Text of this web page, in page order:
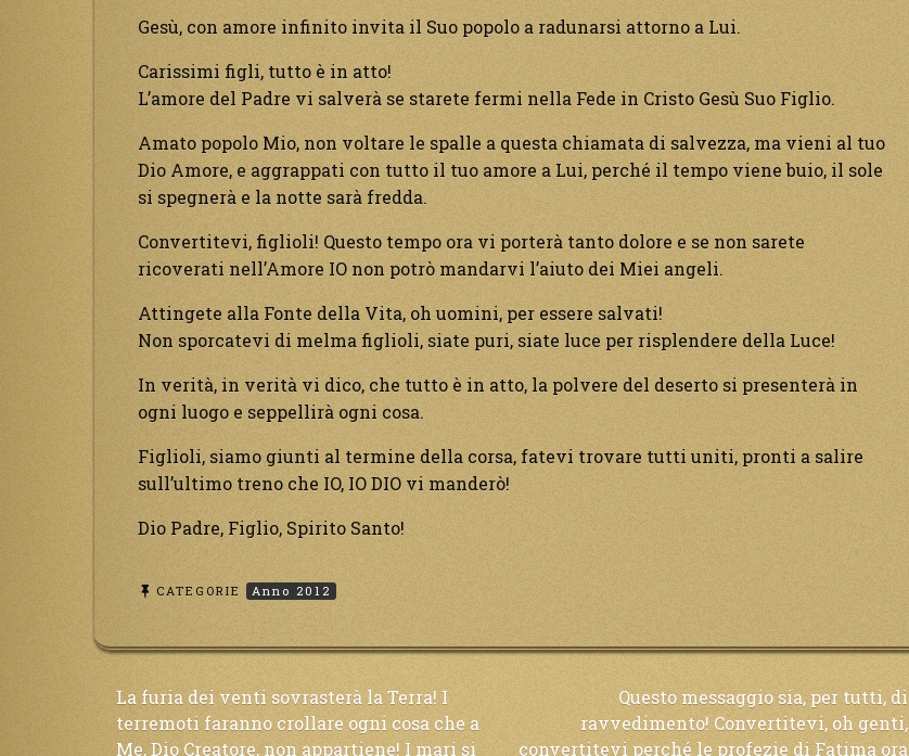
Gesù, con amore infinito invita il Suo popolo a radunarsi attorno a Lui.
Carissimi figli, tutto è in atto!
L’amore del Padre vi salverà se starete fermi nella Fede in Cristo Gesù Suo Figlio.
Amato popolo Mio, non voltare le spalle a questa chiamata di salvezza, ma vieni al tuo
Dio Amore, e aggrappati con tutto il tuo amore a Lui, perché il tempo viene buio, il sole
si spegnerà e la notte sarà fredda.
Convertitevi, figlioli! Questo tempo ora vi porterà tanto dolore e se non sarete
ricoverati nell’Amore IO non potrò mandarvi l’aiuto dei Miei angeli.
Attingete alla Fonte della Vita, oh uomini, per essere salvati!
Non sporcatevi di melma figlioli, siate puri, siate luce per risplendere della Luce!
In verità, in verità vi dico, che tutto è in atto, la polvere del deserto si presenterà in
ogni luogo e seppellirà ogni cosa.
Figlioli, siamo giunti al termine della corsa, fatevi trovare tutti uniti, pronti a salire
sull’ultimo treno che IO, IO DIO vi manderò!
Dio Padre, Figlio, Spirito Santo!
CATEGORIE Anno 2012
Navigazione
La furia dei venti sovrasterà la Terra! I
terremoti faranno crollare ogni cosa che a
Me, Dio Creatore, non appartiene! I mari si
Questo messaggio sia, per tutti, di
ravvedimento! Convertitevi, oh genti,
convertitevi perché le profezie di Fatima ora